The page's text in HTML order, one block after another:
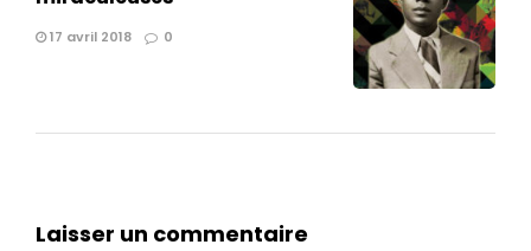
17 avril 2018 0
Laisser un commentaire